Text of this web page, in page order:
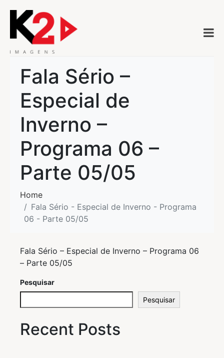
Fala Sério –
Especial de
Inverno –
Programa 06 –
Parte 05/05
Home
Fala Sério - Especial de Inverno - Programa
06 - Parte 05/05
Fala Sério – Especial de Inverno – Programa 06
– Parte 05/05
Pesquisar
Pesquisar
Recent Posts